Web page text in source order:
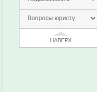
Вопросы юристу
НАВЕРХ